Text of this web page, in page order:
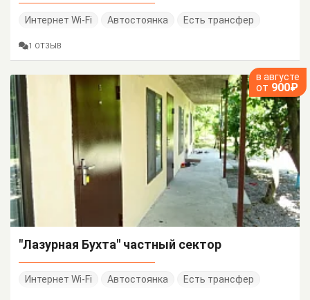
Интернет Wi-Fi Автостоянка Есть трансфер
1 ОТЗЫВ
в августе
от 900₽
"Лазурная Бухта" частный сектор
Интернет Wi-Fi Автостоянка Есть трансфер